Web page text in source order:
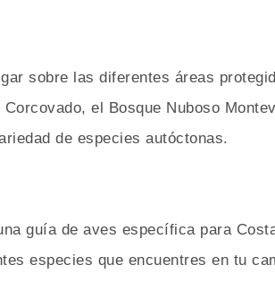
sobre las diferentes áreas
el Bosque Nuboso
de especies autóctonas.
guía de aves específica para
especies que encuentres en tu